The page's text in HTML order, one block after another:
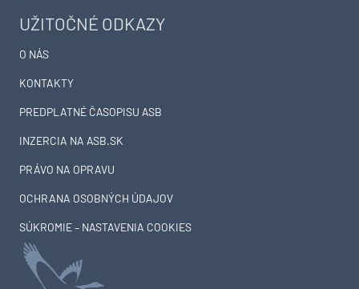
UŽITOČNÉ ODKAZY
O NÁS
KONTAKTY
PREDPLATNÉ ČASOPISU ASB
INZERCIA NA ASB.SK
PRÁVO NA OPRAVU
OCHRANA OSOBNÝCH ÚDAJOV
SÚKROMIE – NASTAVENIA COOKIES